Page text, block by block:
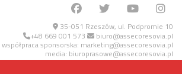
35-051 Rzeszów, ul. Podpromie 10
+48 669 001 573 biuro@assecoresovia.pl
współpraca sponsorska: marketing@assecoresovia.pl
media: biuroprasowe@assecoresovia.pl